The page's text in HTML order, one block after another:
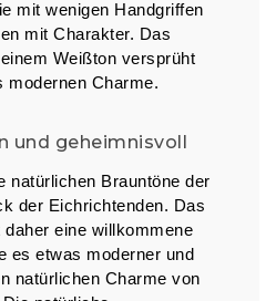
mit wenigen Handgriffen
mit Charakter. Das
Weißton versprüht
modernen Charme.
und geheimnisvoll
natürlichen Brauntöne der
der Eichrichtenden. Das
eine willkommene
es etwas moderner und
natürlichen Charme von